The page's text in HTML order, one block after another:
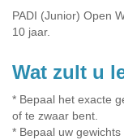
PADI (Junior) Open
10 jaar.
Wat zult u
* Bepaal het exacte
of te zwaar bent.
* Bepaal uw